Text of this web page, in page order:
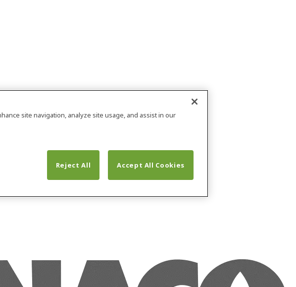
site navigation, analyze site usage, and assist in our
Reject All
Accept All Cookies